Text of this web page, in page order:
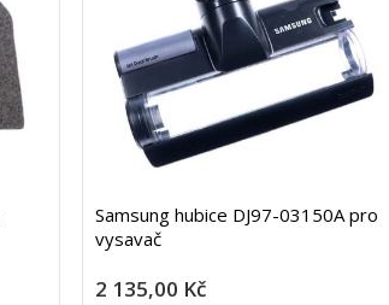
Samsung hubice DJ97-03150A pro
vysavač
2 135,00 Kč